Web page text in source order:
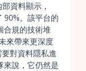
資料顯示，
90%。該平台的
合規的技術堆
來帶來更深度
對資料隱私進
來說，它仍然是